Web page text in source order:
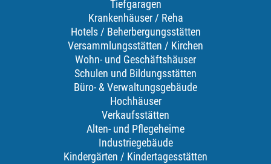
Tiefgaragen
Krankenhäuser / Reha
Hotels / Beherbergungsstätten
Versammlungsstätten / Kirchen
Wohn- und Geschäftshäuser
Schulen und Bildungsstätten
Büro- & Verwaltungsgebäude
Hochhäuser
Verkaufsstätten
Alten- und Pflegeheime
Industriegebäude
Kindergärten / Kindertagesstätten